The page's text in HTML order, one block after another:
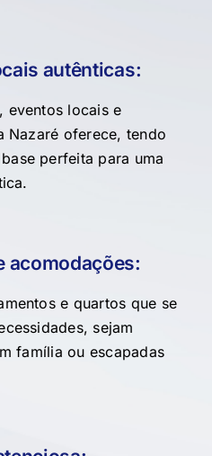
autênticas:
eventos locais e
Nazaré oferece, tendo
perfeita para uma
acomodações:
e quartos que se
sejam
família ou escapadas